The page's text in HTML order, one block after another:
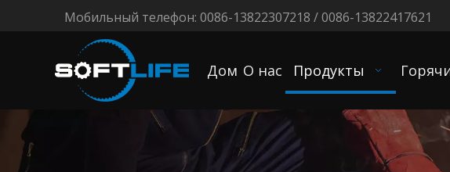
Мобильный телефон: 0086-13822307218 / 0086-13822417621
Дом О нас Продукты